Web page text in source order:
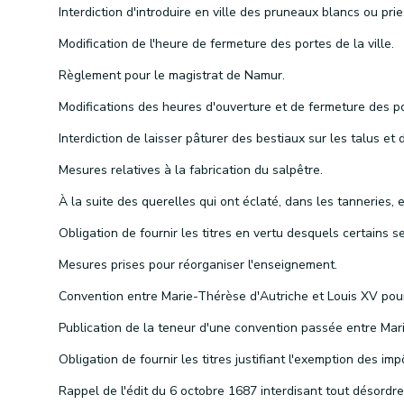
Modification de l'heure de fermeture des portes de la ville.
Règlement pour le magistrat de Namur.
Mesures relatives à la fabrication du salpêtre.
Mesures prises pour réorganiser l'enseignement.